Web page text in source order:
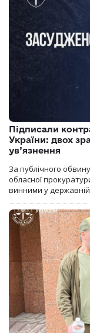
Підписали
України: двох
ув’язнення
За публічного
обласної
винними у державній